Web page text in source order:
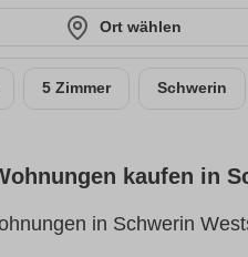
Ort wählen
5 Zimmer Schwerin
kaufen in
in Schwerin